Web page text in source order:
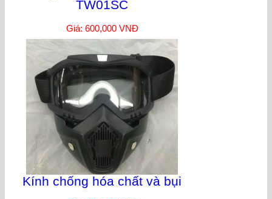
TW01SC
Giá: 600,000 VNĐ
Kính chống hóa chất và bụi